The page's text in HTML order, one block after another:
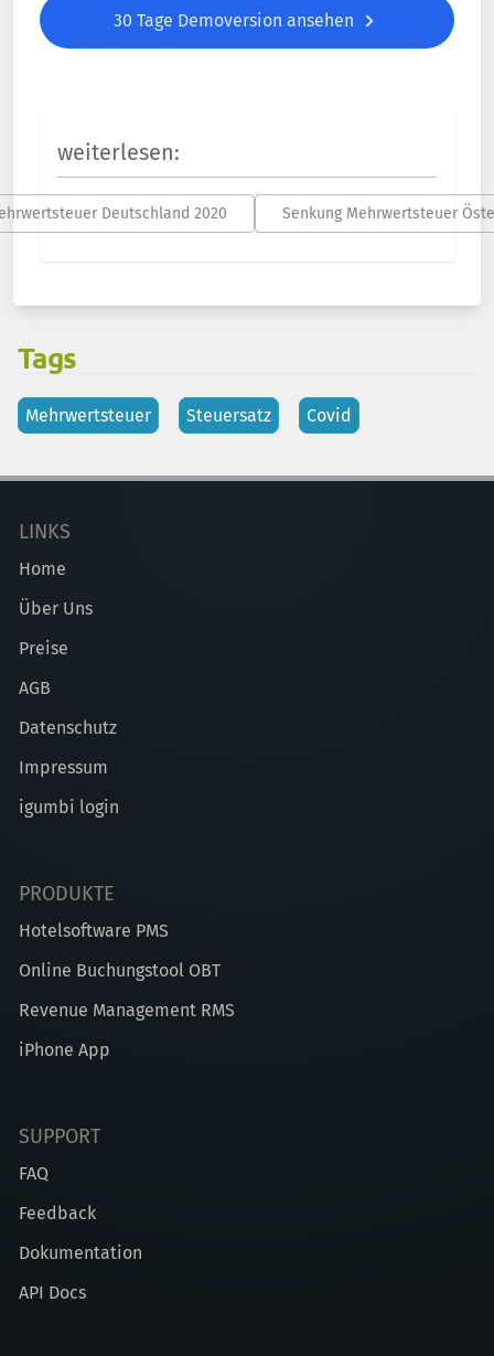
30 Tage Demoversion ansehen
weiterlesen:
Deutschland 2020 Senkung Mehrwertsteuer
Tags
Mehrwertsteuer Steuersatz Covid
LINKS
Home
Über Uns
Preise
AGB
Datenschutz
Impressum
igumbi login
PRODUKTE
Hotelsoftware PMS
Online Buchungstool OBT
Revenue Management RMS
iPhone App
SUPPORT
FAQ
Feedback
Dokumentation
API Docs